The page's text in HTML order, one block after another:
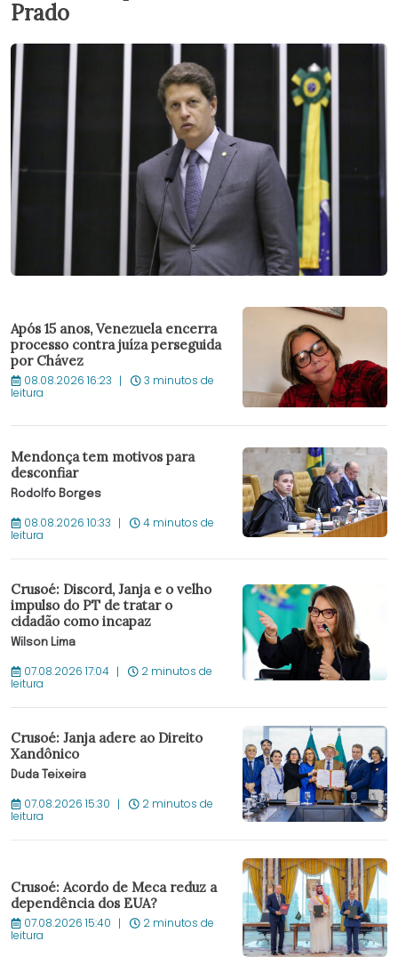
Prado
Após 15 anos, Venezuela encerra
processo contra juíza perseguida
por Chávez
08.08.2026 16:23 3 minutos de
leitura
Mendonça tem motivos para
desconfiar
Rodolfo Borges
08.08.2026 10:33 4 minutos de
leitura
Crusoé: Discord, Janja e o velho
impulso do PT de tratar o
cidadão como incapaz
Wilson Lima
07.08.2026 17:04 2 minutos de
leitura
Crusoé: Janja adere ao Direito
Xandônico
Duda Teixeira
07.08.2026 15:30 2 minutos de
leitura
Crusoé: Acordo de Meca reduz a
dependência dos EUA?
07.08.2026 15:40 2 minutos de
leitura